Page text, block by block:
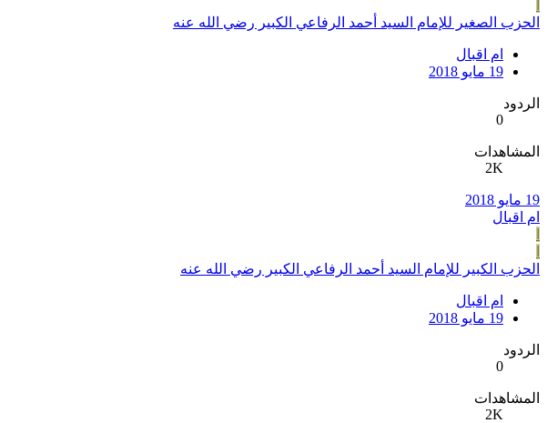
الحزب الصغير للإمام السيد أحمد الرفاعي الكبير رضي الله عنه
ام اقبال
19 مايو 2018
الردود
0
المشاهدات
2K
19 مايو 2018
ام اقبال
الحزب الكبير للإمام السيد أحمد الرفاعي الكبير رضي الله عنه
ام اقبال
19 مايو 2018
الردود
0
المشاهدات
2K